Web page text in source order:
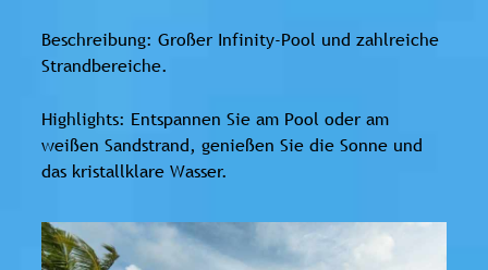
Beschreibung: Großer Infinity-Pool und zahlreiche
Strandbereiche.
Highlights: Entspannen Sie am Pool oder am
weißen Sandstrand, genießen Sie die Sonne und
das kristallklare Wasser.